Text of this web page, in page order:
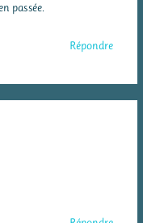
passée.
Répondre